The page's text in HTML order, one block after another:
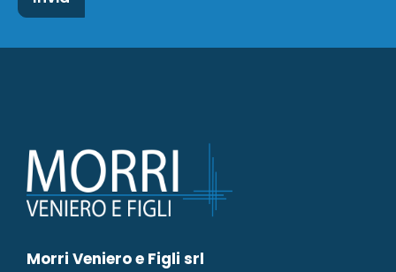
Morri Veniero e Figli srl